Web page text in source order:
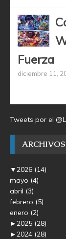
Fuerza
diciembre 11,
Tweets por el
ARCHIVOS
▼2026 (14)
mayo (4)
abril (3)
febrero (5)
enero (2)
►2025 (28)
►2024 (28)